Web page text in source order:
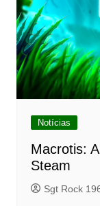
Notícias
Macrotis:
Steam
Sgt Rock